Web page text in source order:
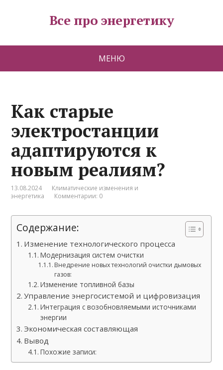
Все про энергетику
МЕНЮ
Как старые
электростанции
адаптируются к
новым реалиям?
13.08.2024
Климатические изменения и
энергетика
Комментарии: 0
Содержание:
Изменение технологического процесса
Модернизация систем очистки
Внедрение новых технологий очистки дымовых
газов:
Изменение топливной базы
Управление энергосистемой и цифровизация
Интеграция с возобновляемыми источниками
энергии
Экономическая составляющая
Вывод
Похожие записи: